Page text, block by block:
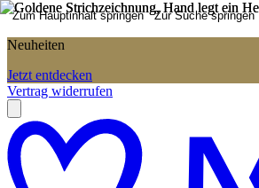
Zum Hauptinhalt springen Zur Suche springen
Neuheiten
Jetzt entdecken
Vertrag widerrufen